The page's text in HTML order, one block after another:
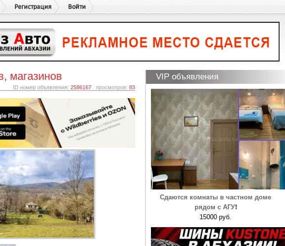
Регистрация Войти
магазинов
ID номер объявления: 2586167 просмотров: 83
VIP объявления
Сдаются комнаты в частном доме
рядом с АГУ❗️
15000 руб.